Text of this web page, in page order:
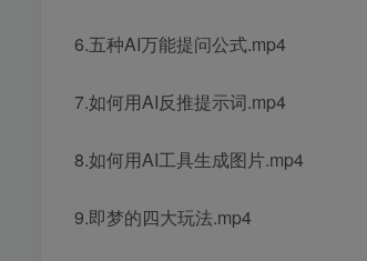
6.五种AI万能提问公式.mp4
7.如何用AI反推提示词.mp4
8.如何用AI工具生成图片.mp4
9.即梦的四大玩法.mp4